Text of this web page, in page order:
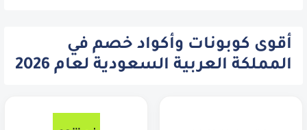
أقوى كوبونات وأكواد خصم في
المملكة العربية السعودية لعام 2026